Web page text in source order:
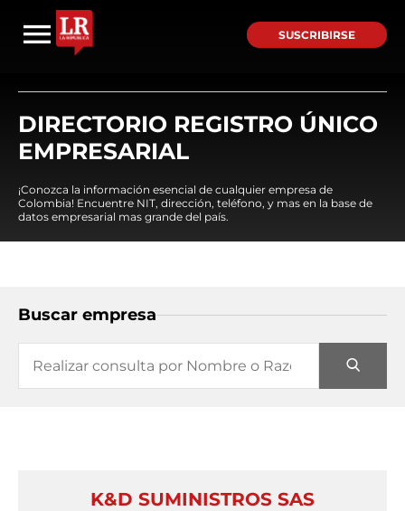
SUSCRIBIRSE
DIRECTORIO REGISTRO ÚNICO
EMPRESARIAL
¡Conozca la información esencial de cualquier empresa de
Colombia! Encuentre NIT, dirección, teléfono, y mas en la base de
datos empresarial mas grande del país.
Buscar empresa
K&D SUMINISTROS SAS